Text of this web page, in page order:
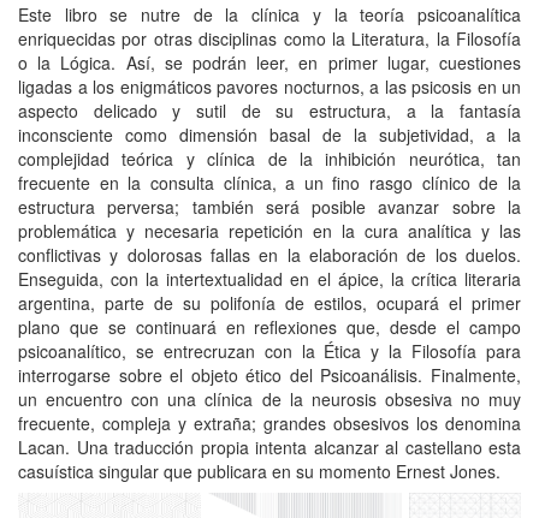
Este libro se nutre de la clínica y la teoría psicoanalítica
enriquecidas por otras disciplinas como la Literatura, la Filosofía
o la Lógica. Así, se podrán leer, en primer lugar, cuestiones
ligadas a los enigmáticos pavores nocturnos, a las psicosis en un
aspecto delicado y sutil de su estructura, a la fantasía
inconsciente como dimensión basal de la subjetividad, a la
complejidad teórica y clínica de la inhibición neurótica, tan
frecuente en la consulta clínica, a un fino rasgo clínico de la
estructura perversa; también será posible avanzar sobre la
problemática y necesaria repetición en la cura analítica y las
conflictivas y dolorosas fallas en la elaboración de los duelos.
Enseguida, con la intertextualidad en el ápice, la crítica literaria
argentina, parte de su polifonía de estilos, ocupará el primer
plano que se continuará en reflexiones que, desde el campo
psicoanalítico, se entrecruzan con la Ética y la Filosofía para
interrogarse sobre el objeto ético del Psicoanálisis. Finalmente,
un encuentro con una clínica de la neurosis obsesiva no muy
frecuente, compleja y extraña; grandes obsesivos los denomina
Lacan. Una traducción propia intenta alcanzar al castellano esta
casuística singular que publicara en su momento Ernest Jones.